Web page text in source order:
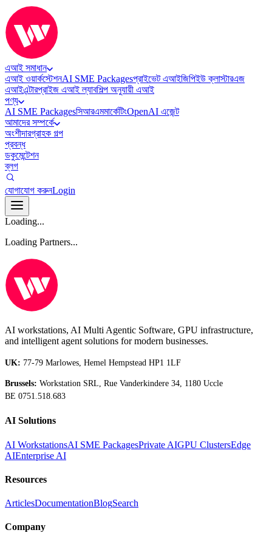
এআই সমাধান
এআই ওয়ার্কস্টেশনAI SME Packagesপ্রাইভেট এআইজিপিইউ ক্লাস্টারএজ
এআইএন্টারপ্রাইজ এআই ল্যাবশিল্প অনুযায়ী এআই
পণ্য
AI SME Packagesসিআরএমমার্কেটিংOpenAI এজেন্ট
আমাদের সম্পর্কে
অংশীদারগ্রাহক গল্প
প্রবন্ধ
ডকুমেন্টেশন
ব্লগ
যোগাযোগ করুনLogin
Loading...
Loading Partners...
AI workstations, AI Multi Agentic Software, GPU infrastructure,
and intelligent agent solutions for modern businesses.
UK: 77-79 Marlowes, Hemel Hempstead HP1 1LF
Brussels: Workstation SRL, Rue Vanderkindere 34, 1180 Uccle
BE 0751.518.683
AI Solutions
AI WorkstationsAI SME PackagesPrivate AIGPU ClustersEdge
AIEnterprise AI
Resources
ArticlesDocumentationBlogSearch
Company